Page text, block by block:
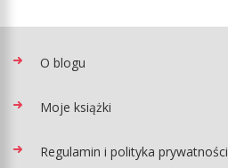
O blogu
Moje książki
Regulamin i polityka prywatności